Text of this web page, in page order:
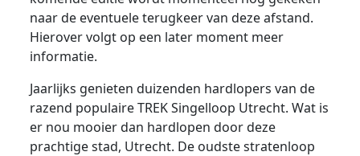
naar de eventuele terugkeer van deze afstand.
Hierover volgt op een later moment meer
informatie.
Jaarlijks genieten duizenden hardlopers van de
razend populaire TREK Singelloop Utrecht. Wat is
er nou mooier dan hardlopen door deze
prachtige stad, Utrecht. De oudste stratenloop